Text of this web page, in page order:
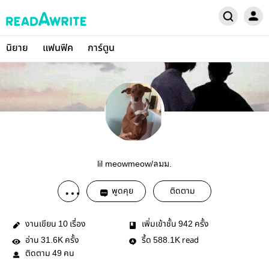
นิยาย แฟนฟิค การ์ตูน
lil meowmeow/ลมม.
พูดคุย ติดตาม
งานเขียน 10 เรื่อง เพิ่มเข้าชั้น 942 ครั้ง
อ่าน 31.6K ครั้ง รี้ด 588.1K read
ติดตาม 49 คน